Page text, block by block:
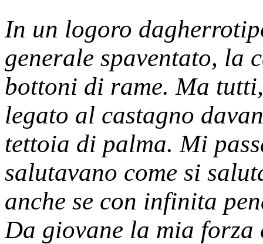
In un logoro
generale spaventato, la
bottoni di rame. Ma
legato al castagno
tettoia di palma. Mi
salutavano come si
anche se con infinita
Da giovane la mia